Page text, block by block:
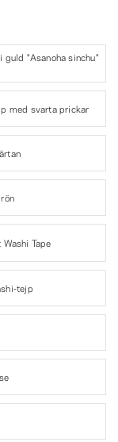
guld "Asanoha sinchu"
med svarta prickar
Tape
tejp